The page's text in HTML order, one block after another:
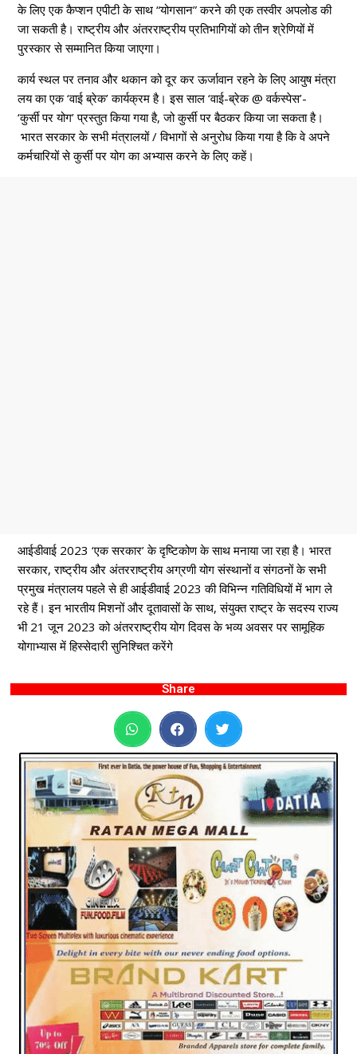
के लिए एक कैप्शन एपीटी के साथ “योगसान” करने की एक तस्वीर अपलोड की
जा सकती है। राष्ट्रीय और अंतरराष्ट्रीय प्रतिभागियों को तीन श्रेणियों में
पुरस्कार से सम्मानित किया जाएगा।
कार्य स्थल पर तनाव और थकान को दूर कर ऊर्जावान रहने के लिए आयुष मंत्रा
लय का एक ‘वाई ब्रेक’ कार्यक्रम है। इस साल ‘वाई-ब्रेक @ वर्कस्पेस’-
‘कुर्सी पर योग’ प्रस्तुत किया गया है, जो कुर्सी पर बैठकर किया जा सकता है।
भारत सरकार के सभी मंत्रालयों / विभागों से अनुरोध किया गया है कि वे अपने
कर्मचारियों से कुर्सी पर योग का अभ्यास करने के लिए कहें।
आईडीवाई 2023 ‘एक सरकार’ के दृष्टिकोण के साथ मनाया जा रहा है। भारत
सरकार, राष्ट्रीय और अंतरराष्ट्रीय अग्रणी योग संस्थानों व संगठनों के सभी
प्रमुख मंत्रालय पहले से ही आईडीवाई 2023 की विभिन्न गतिविधियों में भाग ले
रहे हैं। इन भारतीय मिशनों और दूतावासों के साथ, संयुक्त राष्ट्र के सदस्य राज्य
भी 21 जून 2023 को अंतरराष्ट्रीय योग दिवस के भव्य अवसर पर सामूहिक
योगाभ्यास में हिस्सेदारी सुनिश्चित करेंगे
Share